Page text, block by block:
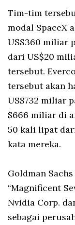
Tim-tim
modal SpaceX
US$360 miliar
dari US$20
tersebut.
tersebut akan
US$732 miliar
$666 miliar di
50 kali lipat
kata mereka.
Goldman
“Magnificent
Nvidia Corp.
sebagai